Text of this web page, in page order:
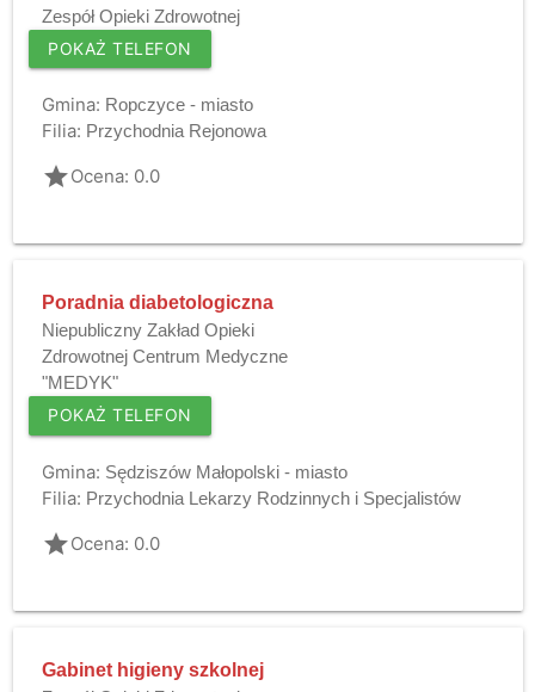
Zespół Opieki Zdrowotnej
POKAŻ TELEFON
Gmina: Ropczyce - miasto
Filia: Przychodnia Rejonowa
gradeOcena: 0.0
Poradnia diabetologiczna
Niepubliczny Zakład Opieki
Zdrowotnej Centrum Medyczne
"MEDYK"
POKAŻ TELEFON
Gmina: Sędziszów Małopolski - miasto
Filia: Przychodnia Lekarzy Rodzinnych i Specjalistów
gradeOcena: 0.0
Gabinet higieny szkolnej